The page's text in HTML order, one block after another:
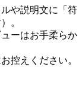
や説明文に「符
。
ーはお手柔らか
控えください。